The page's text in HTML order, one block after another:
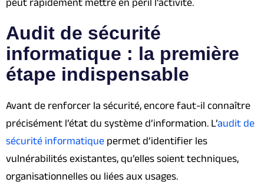
Audit de sécurité
informatique : la première
étape indispensable
Avant de renforcer la sécurité, encore faut-il connaître
précisément l’état du système d’information. L’audit de
sécurité informatique permet d’identifier les
vulnérabilités existantes, qu’elles soient techniques,
organisationnelles ou liées aux usages.